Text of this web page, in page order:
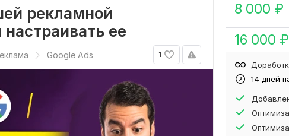
рекламной
ее
1
Google Ads
8 000 ₽
16 000 ₽
14 дней